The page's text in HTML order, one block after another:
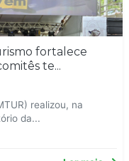
fortalece
te...
realizou, na
da...